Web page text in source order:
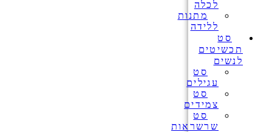
לכלה
מתנות
ללידה
סט
תכשיטים
לנשים
סט
עגילים
סט
צמידים
סט
שרשראות